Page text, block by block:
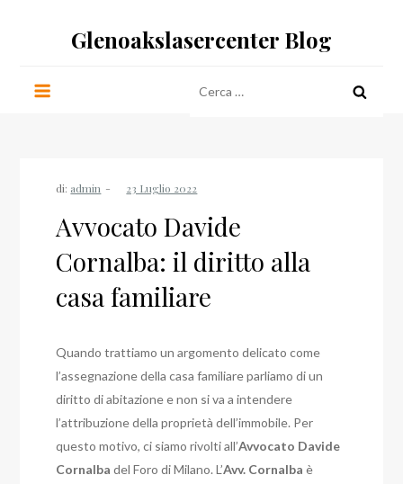
Glenoakslasercenter Blog
per:
di: admin
Avvocato Davide
Cornalba: il diritto alla
casa familiare
Quando trattiamo un argomento delicato come
l’assegnazione della casa familiare parliamo di un
diritto di abitazione e non si va a intendere
l’attribuzione della proprietà dell’immobile. Per
questo motivo, ci siamo rivolti all’Avvocato Davide
Cornalba del Foro di Milano. L’Avv. Cornalba è